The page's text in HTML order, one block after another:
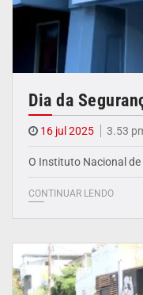
Dia da
16 jul 2025 3.53
O Instituto Nacional
CONTINUAR LENDO